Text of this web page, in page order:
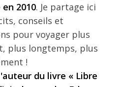
2010. Je partage ici
conseils et
pour voyager plus
plus longtemps, plus
!
du livre « Libre